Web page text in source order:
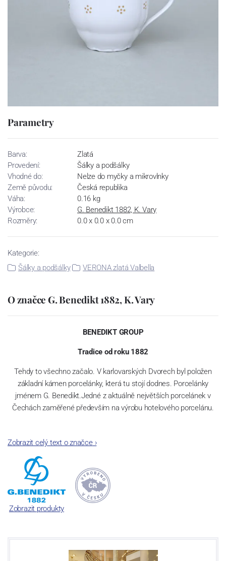
Parametry
Barva:
Zlatá
Provedení:
Šálky a podšálky
Vhodné do:
Nelze do myčky a mikrovlnky
Země původu:
Česká republika
Váha:
0.16 kg
Výrobce:
G. Benedikt 1882, K. Vary
Rozměry:
0.0 x 0.0 x 0.0 cm
Kategorie:
Šálky a podšálky
VERONA zlatá Valbella
O značce G. Benedikt 1882, K. Vary
BENEDIKT GROUP
Tradice od roku 1882
Tehdy to všechno začalo. V karlovarských Dvorech byl položen
základní kámen porcelánky, která tu stojí dodnes. Porcelánky
jménem G. Benedikt.Jedné z aktuálně největších porcelánek v
Čechách zaměřené především na výrobu hotelového porcelánu.
Jak čas plynul, našla porcelánka šikovné kolegy – spojence v
Rakousku a Švýcarsku. A tak dnes se značkami Lilien Austria a
Suisse Langenthal tvoříme společnost „G. Benedikt Group“. Ač z
různých zemí, všechny tři máme jedno společné: mimořádně
odolný porcelán, se kterým není třeba jednat v rukavičkách.
Zobrazit celý text o značce›
Zobrazit produkty